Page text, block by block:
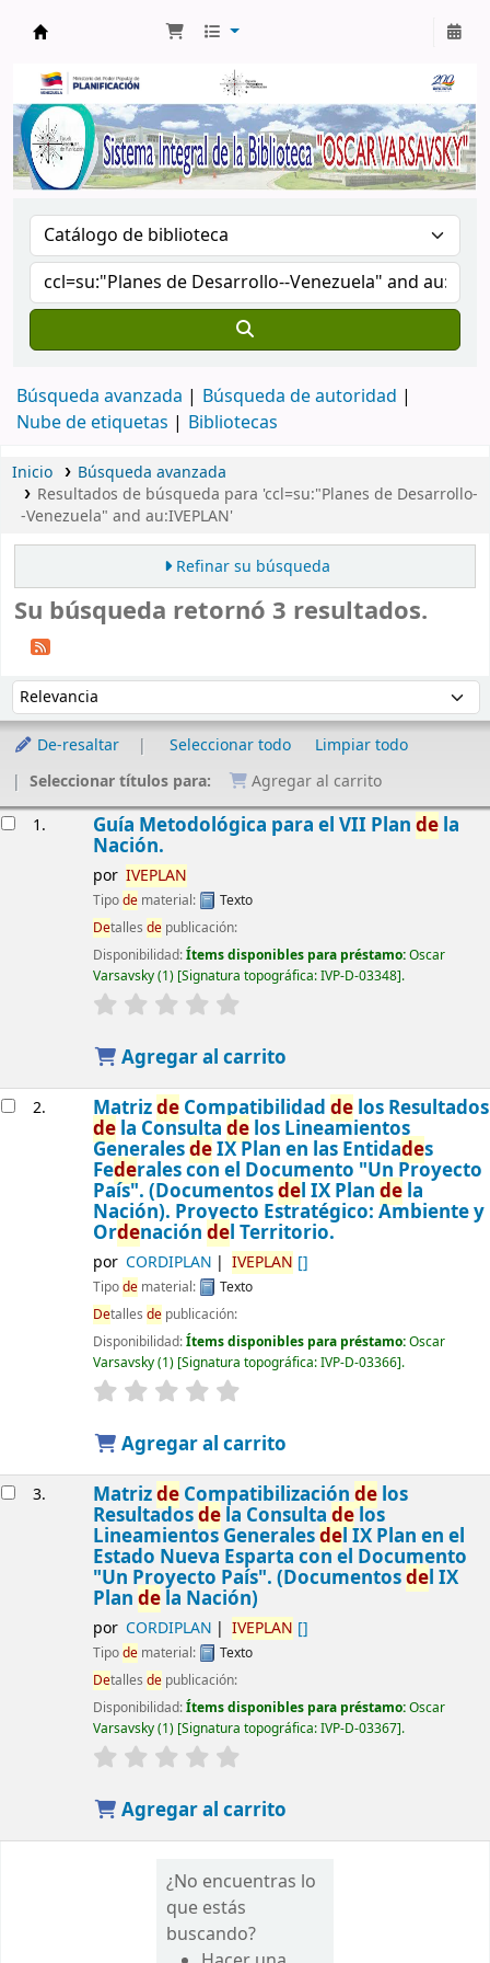
Búsqueda avanzada
Búsqueda de autoridad
Nube de etiquetas
Bibliotecas
Inicio
Búsqueda avanzada
Resultados de búsqueda para 'ccl=su:"Planes de Desarrollo-
-Venezuela" and au:IVEPLAN'
Refinar su búsqueda
Su búsqueda retornó 3 resultados.
Ordenar por:
De-resaltar Seleccionar todo
Limpiar todo
Seleccionar títulos para:
Agregar al carrito
1. Guía Metodológica para el VII Plan dela
Nación.
por IVEPLAN
Tipodematerial:
Texto
Detalles depublicación:
Disponibilidad:Ítems disponibles para préstamo:Oscar
Varsavsky(1) Signatura topográfica:IVP-D-03348 .
Agregar al carrito
2. MatrizdeCompatibilidad delos Resultados
dela Consulta delos Lineamientos
GeneralesdeIX Plan en las Entidades
Federales con el Documento "Un Proyecto
País". (Documentosdel IX Plan dela
Nación). Proyecto Estratégico: Ambiente y
Ordenación del Territorio.
por CORDIPLAN IVEPLAN []
Tipodematerial:
Texto
Detalles depublicación:
Disponibilidad:Ítems disponibles para préstamo:Oscar
Varsavsky(1) Signatura topográfica:IVP-D-03366 .
Agregar al carrito
3. MatrizdeCompatibilizacióndelos
Resultadosdela Consultadelos
Lineamientos Generalesdel IX Plan en el
Estado Nueva Esparta con el Documento
"Un Proyecto País". (Documentosdel IX
Plan dela Nación)
por CORDIPLAN IVEPLAN []
Tipodematerial:
Texto
Detalles depublicación:
Disponibilidad:Ítems disponibles para préstamo:Oscar
Varsavsky(1) Signatura topográfica:IVP-D-03367 .
Agregar al carrito
¿No encuentras lo
que estás
buscando?